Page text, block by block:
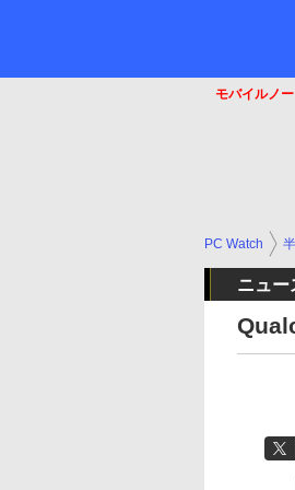
モバイルノー
PC Watch
ニュー